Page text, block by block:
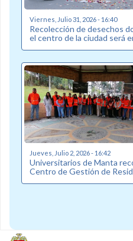
Viernes, Julio 31, 2026 - 16:40
Recolección de desechos
el centro de la ciudad será
Jueves, Julio 2, 2026 - 16:42
Universitarios de Manta
Centro de Gestión de